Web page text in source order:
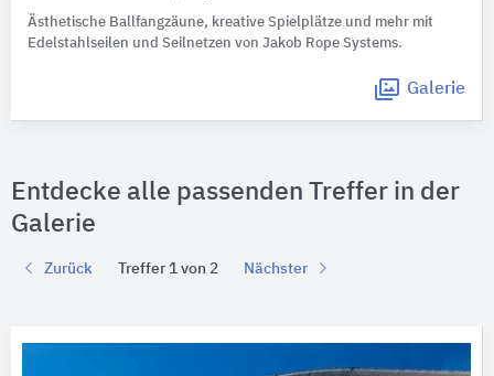
Ästhetische Ballfangzäune, kreative Spielplätze und mehr mit
Edelstahlseilen und Seilnetzen von Jakob Rope Systems.
Galerie
Entdecke alle passenden Treffer in der
Galerie
Zurück Treffer 1 von 2 Nächster